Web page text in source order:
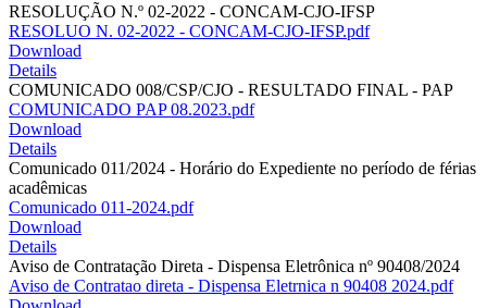
RESOLUÇÃO N.º 02-2022 - CONCAM-CJO-IFSP
RESOLUO N. 02-2022 - CONCAM-CJO-IFSP.pdf
Download
Details
COMUNICADO 008/CSP/CJO - RESULTADO FINAL - PAP
COMUNICADO PAP 08.2023.pdf
Download
Details
Comunicado 011/2024 - Horário do Expediente no período de férias
acadêmicas
Comunicado 011-2024.pdf
Download
Details
Aviso de Contratação Direta - Dispensa Eletrônica nº 90408/2024
Aviso de Contratao direta - Dispensa Eletrnica n 90408 2024.pdf